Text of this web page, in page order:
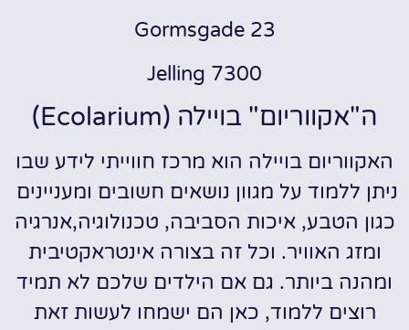
Gormsgade 23
7300 Jelling
ה"אקווריום" בויילה (Ecolarium)
האקווריום בויילה הוא מרכז חווייתי לידע שבו
ניתן ללמוד על מגוון נושאים חשובים ומעניינים
כגון הטבע, איכות הסביבה, טכנולוגיה,אנרגיה
ומזג האוויר. וכל זה בצורה אינטראקטיבית
ומהנה ביותר. גם אם הילדים שלכם לא תמיד
רוצים ללמוד, כאן הם ישמחו לעשות זאת